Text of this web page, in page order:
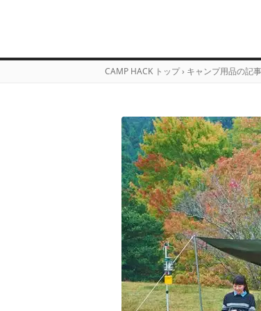
CAMP HACK トップ › キャンプ用品の記